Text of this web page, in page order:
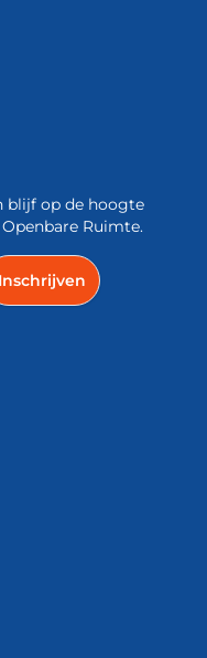
blijf op de hoogte
Ruimte.